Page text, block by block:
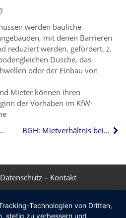
werden bauliche
mit denen Barrieren
reduziert werden, gefördert, z.
Dusche, das
oder der Einbau von
Mieter können ihren
der Vorhaben im KfW-
auf das Jahr 2024
BGH: Mietverhältnis bei Streit nicht ohne Weiteres kündbar
Datenschutz – Kontakt
Technologien von Dritten,
stetig zu verbessern und